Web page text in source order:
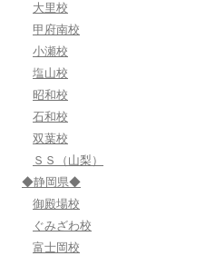
大里校
甲府南校
小瀬校
塩山校
昭和校
石和校
双葉校
ＳＳ（山梨）
◆静岡県◆
御殿場校
ぐみざわ校
富士岡校